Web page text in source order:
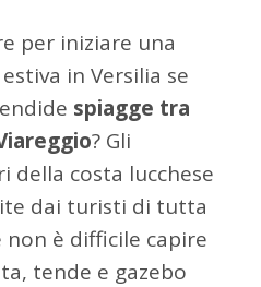
per iniziare una
in Versilia se
spiagge tra
? Gli
della costa lucchese
dai turisti di tutta
è difficile capire
tende e gazebo